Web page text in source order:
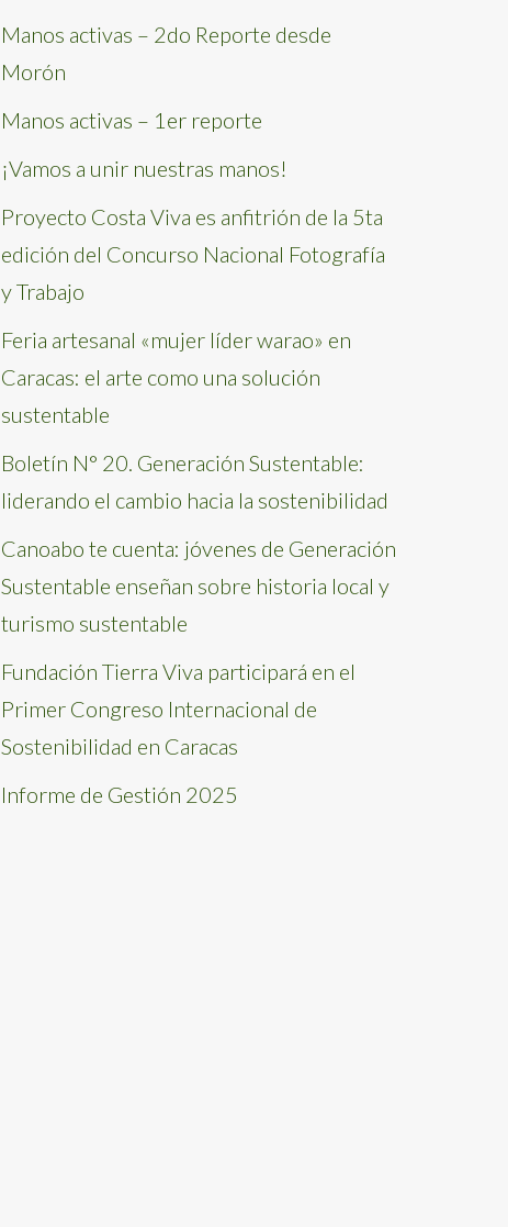
Manos activas – 2do Reporte desde
Morón
Manos activas – 1er reporte
¡Vamos a unir nuestras manos!
Proyecto Costa Viva es anfitrión de la 5ta
edición del Concurso Nacional Fotografía
y Trabajo
Feria artesanal «mujer líder warao» en
Caracas: el arte como una solución
sustentable
Boletín N° 20. Generación Sustentable:
liderando el cambio hacia la sostenibilidad
Canoabo te cuenta: jóvenes de Generación
Sustentable enseñan sobre historia local y
turismo sustentable
Fundación Tierra Viva participará en el
Primer Congreso Internacional de
Sostenibilidad en Caracas
Informe de Gestión 2025